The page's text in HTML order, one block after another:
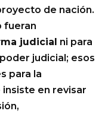
de nación.
fueran
judicial ni para
judicial; esos
para la
insiste en revisar